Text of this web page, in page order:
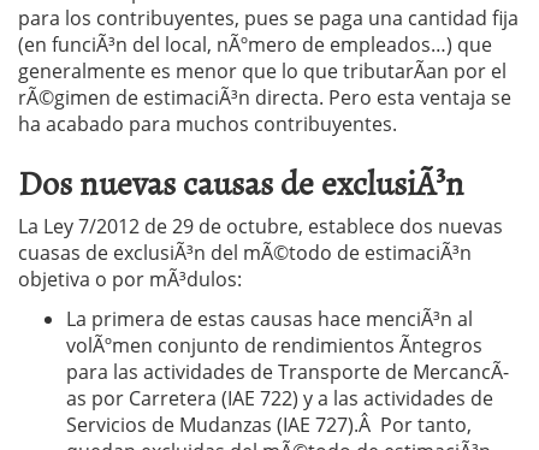
para los contribuyentes, pues se paga una cantidad fija
(en funciÃ³n del local, nÃºmero de empleados…) que
generalmente es menor que lo que tributarÃ­an por el
rÃ©gimen de estimaciÃ³n directa. Pero esta ventaja se
ha acabado para muchos contribuyentes.
Dos nuevas causas de exclusiÃ³n
La Ley 7/2012 de 29 de octubre, establece dos nuevas
cuasas de exclusiÃ³n del mÃ©todo de estimaciÃ³n
objetiva o por mÃ³dulos:
La primera de estas causas hace menciÃ³n al
volÃºmen conjunto de rendimientos Ã­ntegros
para las actividades de Transporte de MercancÃ­
as por Carretera (IAE 722) y a las actividades de
Servicios de Mudanzas (IAE 727).Â Por tanto,